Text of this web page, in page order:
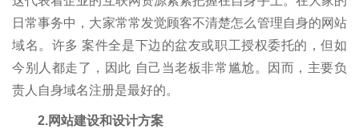
日常事务中，大家常常发觉顾客不清楚怎么管理自身的网站
域名。许多 案件全是下边的盆友或职工授权委托的，但如
今别人都走了，因此 自己当老板非常尴尬。因而，主要负
责人自身域名注册是最好的。
2.网站建设和设计方案